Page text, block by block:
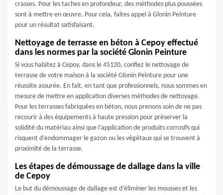
crasses. Pour les taches en profondeur, des méthodes plus poussées
sont à mettre en œuvre. Pour cela, faites appel à Glonin Peinture
pour un résultat satisfaisant.
Nettoyage de terrasse en béton à Cepoy effectué
dans les normes par la société Glonin Peinture
Si vous habitez à Cepoy, dans le 45120, confiez le nettoyage de
terrasse de votre maison à la société Glonin Peinture pour une
réussite assurée. En fait, en tant que professionnels, nous sommes en
mesure de mettre en application diverses méthodes de nettoyage.
Pour les terrasses fabriquées en béton, nous prenons soin de ne pas
recourir à des équipements à haute pression pour préserver la
solidité du matériau ainsi que l’application de produits corrosifs qui
risquent d’endommager le gazon ou les végétaux qui se trouvent à
proximité de la terrasse.
Les étapes de démoussage de dallage dans la ville
de Cepoy
Le but du démoussage de dallage est d’éliminer les mousses et les